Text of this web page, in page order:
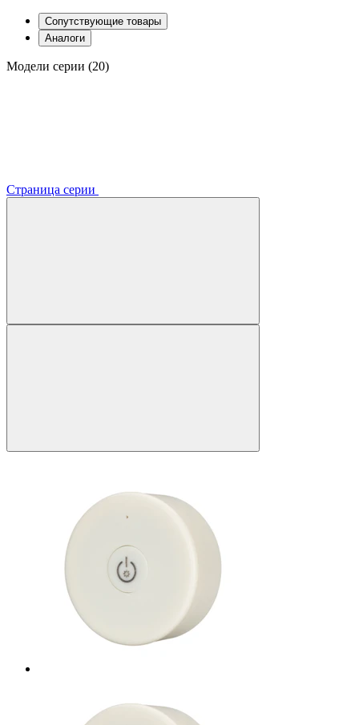
Сопутствующие товары
Аналоги
Модели серии (20)
Страница серии